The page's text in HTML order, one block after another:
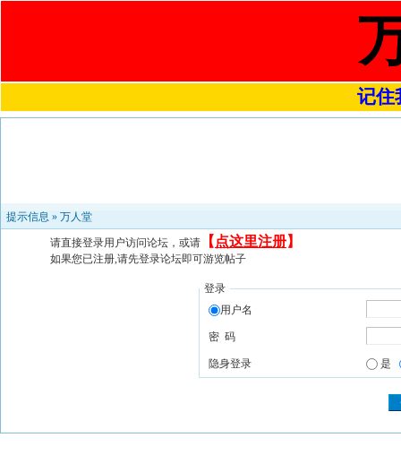
记住
提示信息 » 万人堂
请直接登录用户访问论坛，或请 【 点这里注册】
如果您已注册,请先登录论坛即可游览帖子
登录
用户名
密 码
隐身登录 是